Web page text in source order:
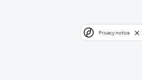
Privacy notice